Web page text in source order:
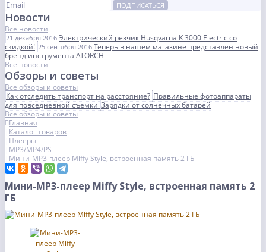
ПОДПИСАТЬСЯ
Новости
Все новости
21 декабря 2016 Электрический резчик Husqvarna K 3000 Electric со
скидкой! 25 сентября 2016 Теперь в нашем магазине представлен новый
бренд инструмента ATORCH
Все новости
Обзоры и советы
Все обзоры и советы
Как отследить транспорт на расстояние? Правильные фотоаппараты
для повседневной съемкиЗарядки от солнечных батарей
Все обзоры и советы
Главная
Каталог товаров
Плееры
MP3/MP4/PS
Мини-MP3-плеер Miffy Style, встроенная память 2 ГБ
Мини-MP3-плеер Miffy Style, встроенная память 2
ГБ